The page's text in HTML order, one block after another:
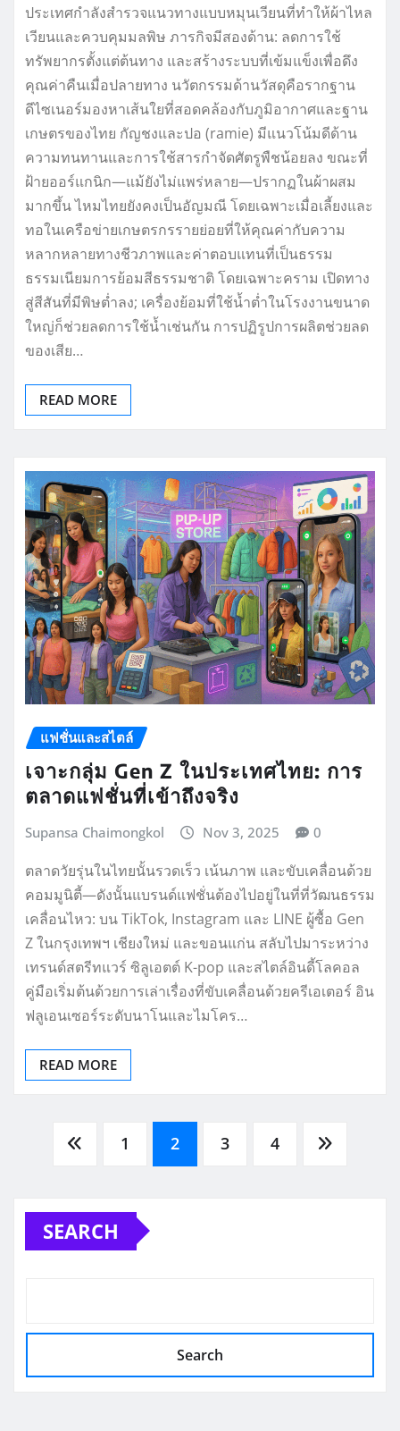
ประเทศกำลังสำรวจแนวทางแบบหมุนเวียนที่ทำให้ผ้าไหล
เวียนและควบคุมมลพิษ ภารกิจมีสองด้าน: ลดการใช้
ทรัพยากรตั้งแต่ต้นทาง และสร้างระบบที่เข้มแข็งเพื่อดึง
คุณค่าคืนเมื่อปลายทาง นวัตกรรมด้านวัสดุคือรากฐาน
ดีไซเนอร์มองหาเส้นใยที่สอดคล้องกับภูมิอากาศและฐาน
เกษตรของไทย กัญชงและปอ (ramie) มีแนวโน้มดีด้าน
ความทนทานและการใช้สารกำจัดศัตรูพืชน้อยลง ขณะที่
ฝ้ายออร์แกนิก—แม้ยังไม่แพร่หลาย—ปรากฏในผ้าผสม
มากขึ้น ไหมไทยยังคงเป็นอัญมณี โดยเฉพาะเมื่อเลี้ยงและ
ทอในเครือข่ายเกษตรกรรายย่อยที่ให้คุณค่ากับความ
หลากหลายทางชีวภาพและค่าตอบแทนที่เป็นธรรม
ธรรมเนียมการย้อมสีธรรมชาติ โดยเฉพาะคราม เปิดทาง
สู่สีสันที่มีพิษต่ำลง; เครื่องย้อมที่ใช้น้ำต่ำในโรงงานขนาด
ใหญ่ก็ช่วยลดการใช้น้ำเช่นกัน การปฏิรูปการผลิตช่วยลด
ของเสีย…
READ MORE
แฟชั่นและสไตล์
เจาะกลุ่ม Gen Z ในประเทศไทย: การ
ตลาดแฟชั่นที่เข้าถึงจริง
Supansa Chaimongkol Nov 3, 2025 0
ตลาดวัยรุ่นในไทยนั้นรวดเร็ว เน้นภาพ และขับเคลื่อนด้วย
คอมมูนิตี้—ดังนั้นแบรนด์แฟชั่นต้องไปอยู่ในที่ที่วัฒนธรรม
เคลื่อนไหว: บน TikTok, Instagram และ LINE ผู้ซื้อ Gen
Z ในกรุงเทพฯ เชียงใหม่ และขอนแก่น สลับไปมาระหว่าง
เทรนด์สตรีทแวร์ ซิลูเอตต์ K-pop และสไตล์อินดี้โลคอล
คู่มือเริ่มต้นด้วยการเล่าเรื่องที่ขับเคลื่อนด้วยครีเอเตอร์ อิน
ฟลูเอนเซอร์ระดับนาโนและไมโคร…
READ MORE
Posts
pagination
1 2 3 4
SEARCH
Search